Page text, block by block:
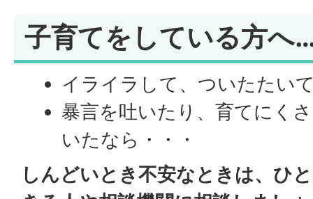
子育てをしている方へ
イライラして、ついたたい
暴言を吐いたり、育てにく
いたなら・・・
しんどいとき不安なときは、ひ